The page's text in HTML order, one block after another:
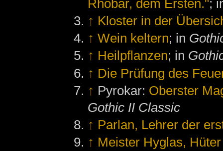
Rhobar, dem Ersten.";
↑ Kloster in der
↑ Wein keltern; in
↑ Heilpflanzen; in
↑ Die Prüfung des
↑ Pyrokar: Oberster
Gothic II Classic
↑ Parlan, Lehrer der
↑ Meister Hyglas,